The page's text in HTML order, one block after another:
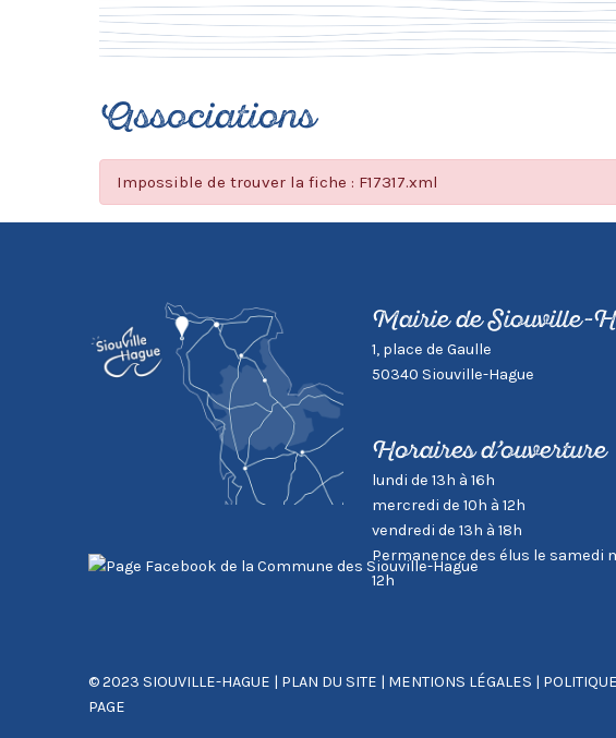
Associations
Impossible de trouver la fiche : F17317.xml
Mairie de Siouville-
1, place de Gaulle
50340 Siouville-Hague
Horaires d’ouverture
lundi de 13h à 16h
mercredi de 10h à 12h
vendredi de 13h à 18h
Permanence des élus le samedi
12h
© 2023 SIOUVILLE-HAGUE | PLAN DU SITE | MENTIONS LÉGALES |
PAGE